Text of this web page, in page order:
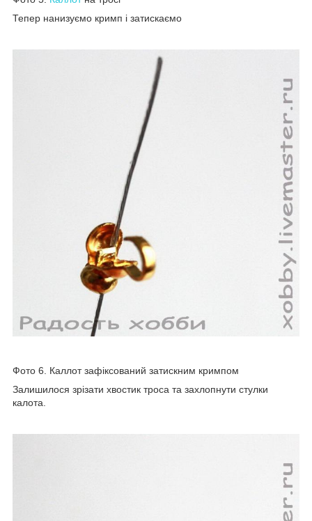
Тепер нанизуємо кримп і затискаємо
Фото 6. Каллот зафіксований затискним кримпом
Залишилося зрізати хвостик троса та захлопнути стулки
калота.